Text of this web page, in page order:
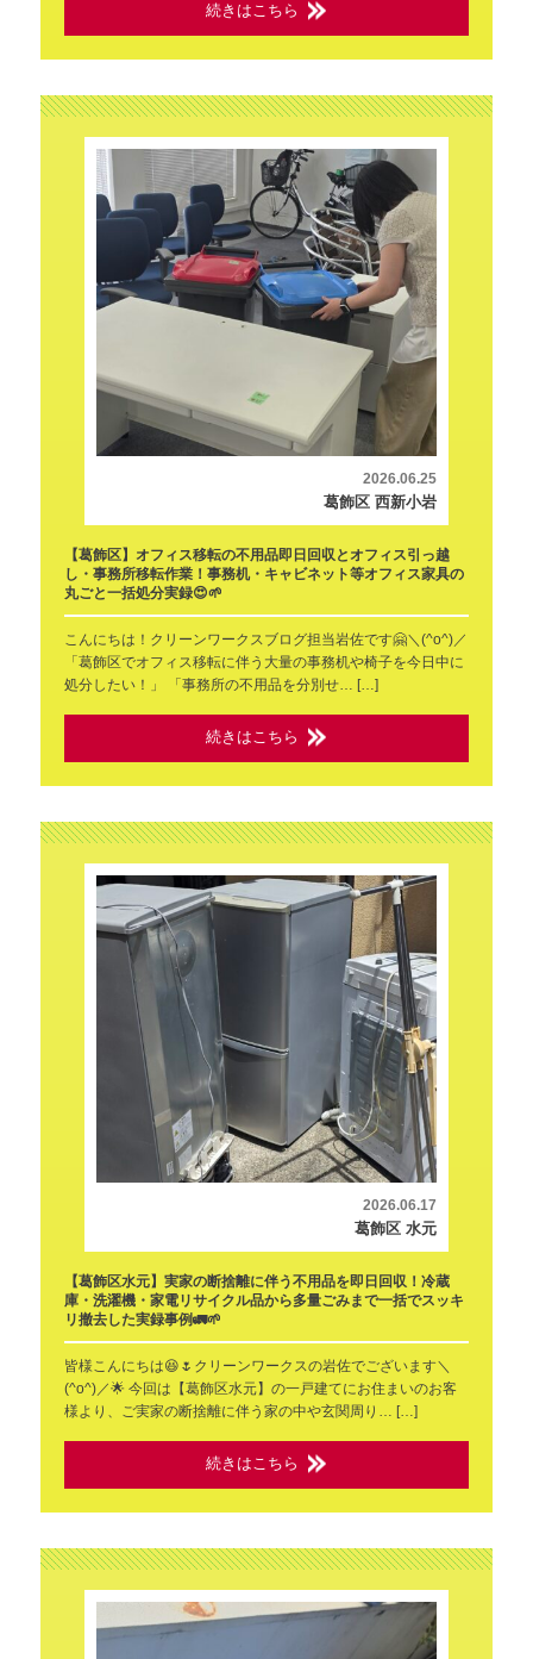
続きはこちら
2026.06.25
葛飾区 西新小岩
【葛飾区】オフィス移転の不用品即日回収とオフィス引っ越
し・事務所移転作業！事務机・キャビネット等オフィス家具の
丸ごと一括処分実録😍🌱
こんにちは！クリーンワークスブログ担当岩佐です🤗＼(^o^)／
「葛飾区でオフィス移転に伴う大量の事務机や椅子を今日中に
処分したい！」 「事務所の不用品を分別せ… […]
続きはこちら
2026.06.17
葛飾区 水元
【葛飾区水元】実家の断捨離に伴う不用品を即日回収！冷蔵
庫・洗濯機・家電リサイクル品から多量ごみまで一括でスッキ
リ撤去した実録事例🚛🌱
皆様こんにちは😆🌷クリーンワークスの岩佐でございます＼
(^o^)／🌟 今回は【葛飾区水元】の一戸建てにお住まいのお客
様より、ご実家の断捨離に伴う家の中や玄関周り… […]
続きはこちら